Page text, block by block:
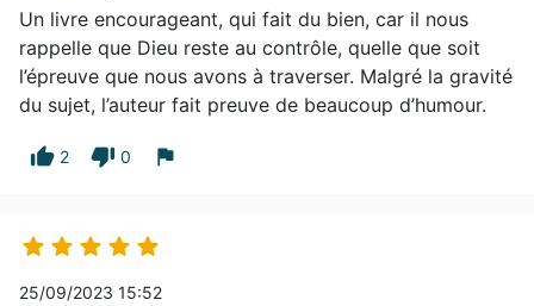
Un livre encourageant, qui fait du bien, car il nous
rappelle que Dieu reste au contrôle, quelle que soit
l’épreuve que nous avons à traverser. Malgré la gravité
du sujet, l’auteur fait preuve de beaucoup d’humour.
thumb_up 2 thumb_down 0 flag
    
25/09/2023 15:52